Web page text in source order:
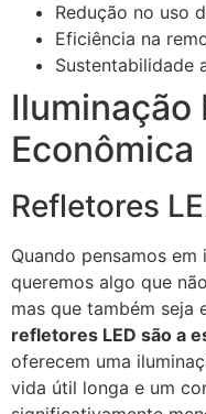
Redução no uso
Eficiência na
Sustentabilidade
Iluminação
Econômica
Refletores
Quando pensamos
queremos algo que
mas que também seja
refletores LED são a
oferecem uma
vida útil longa e um